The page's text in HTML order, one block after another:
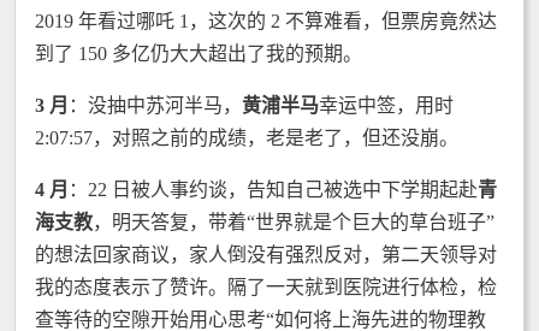
2019 年看过哪吒 1，这次的 2 不算难看，但票房竟然达
到了 150 多亿仍大大超出了我的预期。
3 月 ：没抽中苏河半马， 黄浦半马幸运中签，用时
2:07:57，对照之前的成绩，老是老了，但还没崩。
4 月 ：22 日被人事约谈，告知自己被选中下学期起赴青
海支教，明天答复，带着“世界就是个巨大的草台班子”
的想法回家商议，家人倒没有强烈反对，第二天领导对
我的态度表示了赞许。隔了一天就到医院进行体检，检
查等待的空隙开始用心思考“如何将上海先进的物理教